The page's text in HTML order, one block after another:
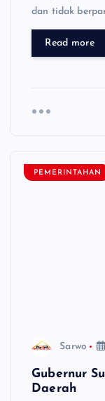
dan tidak
Read more
PEMERINTAHAN
Sarwo
Gubernur
Daerah